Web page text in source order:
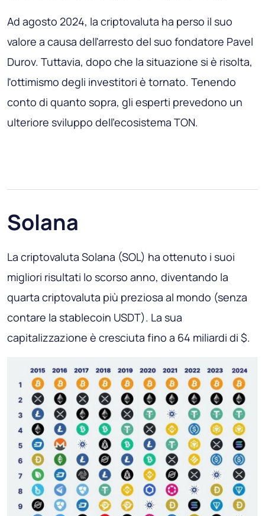
Ad agosto 2024, la criptovaluta ha perso il suo
valore a causa dell'arresto del suo fondatore Pavel
Durov. Tuttavia, dopo che la situazione si è risolta,
l'ottimismo degli investitori è tornato. Tenendo
conto di quanto sopra, gli esperti prevedono un
ulteriore sviluppo dell'ecosistema TON.
Solana
La criptovaluta Solana (SOL) ha ottenuto i suoi
migliori risultati lo scorso anno, diventando la
quarta criptovaluta più preziosa al mondo (senza
contare la stablecoin USDT). La sua
capitalizzazione è cresciuta fino a 64 miliardi di $.